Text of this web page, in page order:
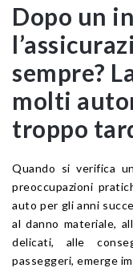
Dopo un
sempre?
molti
troppo
Quando si verifica
preoccupazioni
auto per gli anni
al danno materiale,
delicati, alle
passeggeri, emerge